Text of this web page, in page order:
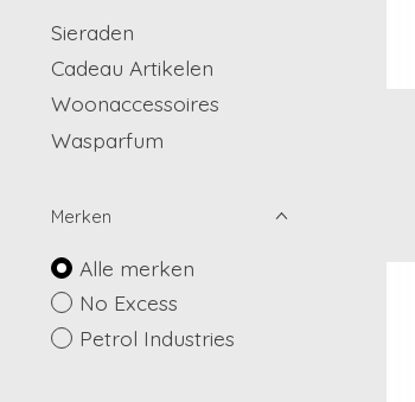
Sieraden
Cadeau Artikelen
Woonaccessoires
Wasparfum
Merken
Alle merken
No Excess
Petrol Industries